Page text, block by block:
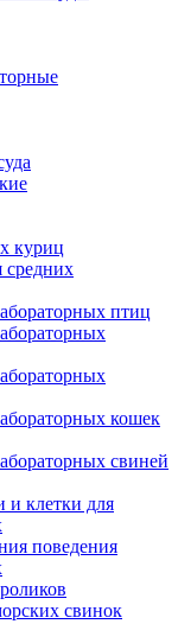
куриц
средних
птиц
кошек
свиней
и клетки для
поведения
свинок